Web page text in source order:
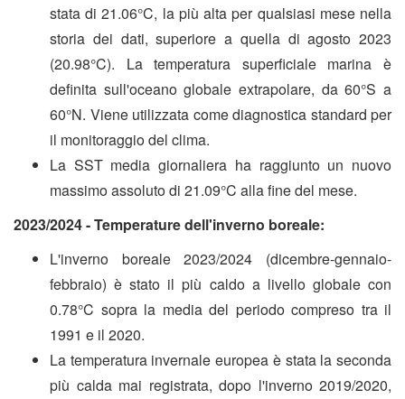
stata di 21.06°C, la più alta per qualsiasi mese nella
storia dei dati, superiore a quella di agosto 2023
(20.98°C). La temperatura superficiale marina è
definita sull'oceano globale extrapolare, da 60°S a
60°N. Viene utilizzata come diagnostica standard per
il monitoraggio del clima.
La SST media giornaliera ha raggiunto un nuovo
massimo assoluto di 21.09°C alla fine del mese.
2023/2024 - Temperature dell'inverno boreale:
L'inverno boreale 2023/2024 (dicembre-gennaio-
febbraio) è stato il più caldo a livello globale con
0.78°C sopra la media del periodo compreso tra il
1991 e il 2020.
La temperatura invernale europea è stata la seconda
più calda mai registrata, dopo l'inverno 2019/2020,